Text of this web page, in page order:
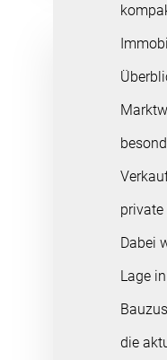
private
Dabei
Lage
die